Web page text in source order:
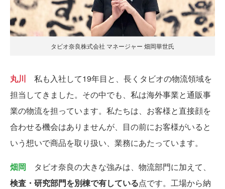
タビオ奈良株式会社 マネージャー 畑岡華世氏
丸川 私も入社して19年目と、長くタビオの物流領域を
担当してきました。その中でも、私は海外事業と通販事
業の物流を担っています。私たちは、お客様と直接顔を
合わせる機会はありませんが、目の前にお客様がいると
いう想いで商品を取り扱い、業務にあたっています。
畑岡 タビオ奈良の大きな強みは、物流部門に加えて、
検査・研究部門を別棟で有している点です。工場から納